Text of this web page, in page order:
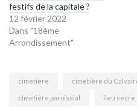
festifs de la capitale ?
12 février 2022
Dans "18ème
Arrondissement"
cimetière cimetière du
cimetière paroissial lieu secre